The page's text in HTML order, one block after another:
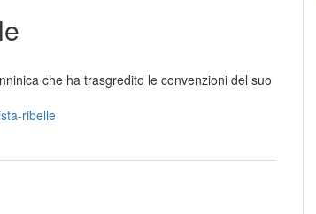
che ha trasgredito le convenzioni del suo
ribelle